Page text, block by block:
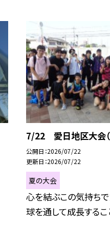
7/22 愛日地区大会（
公開日 2026/07/22
更新日 2026/07/22
夏の大会
心を結ぶこの気持ち
球を通して成長する